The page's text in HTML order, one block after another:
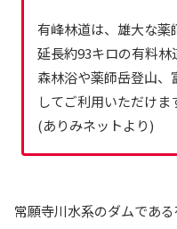
有峰林道は、雄大な
延長約93キロの有料林
森林浴や薬師岳登山、
してご利用いただけま
(ありみネットより)
常願寺川水系のダムであ